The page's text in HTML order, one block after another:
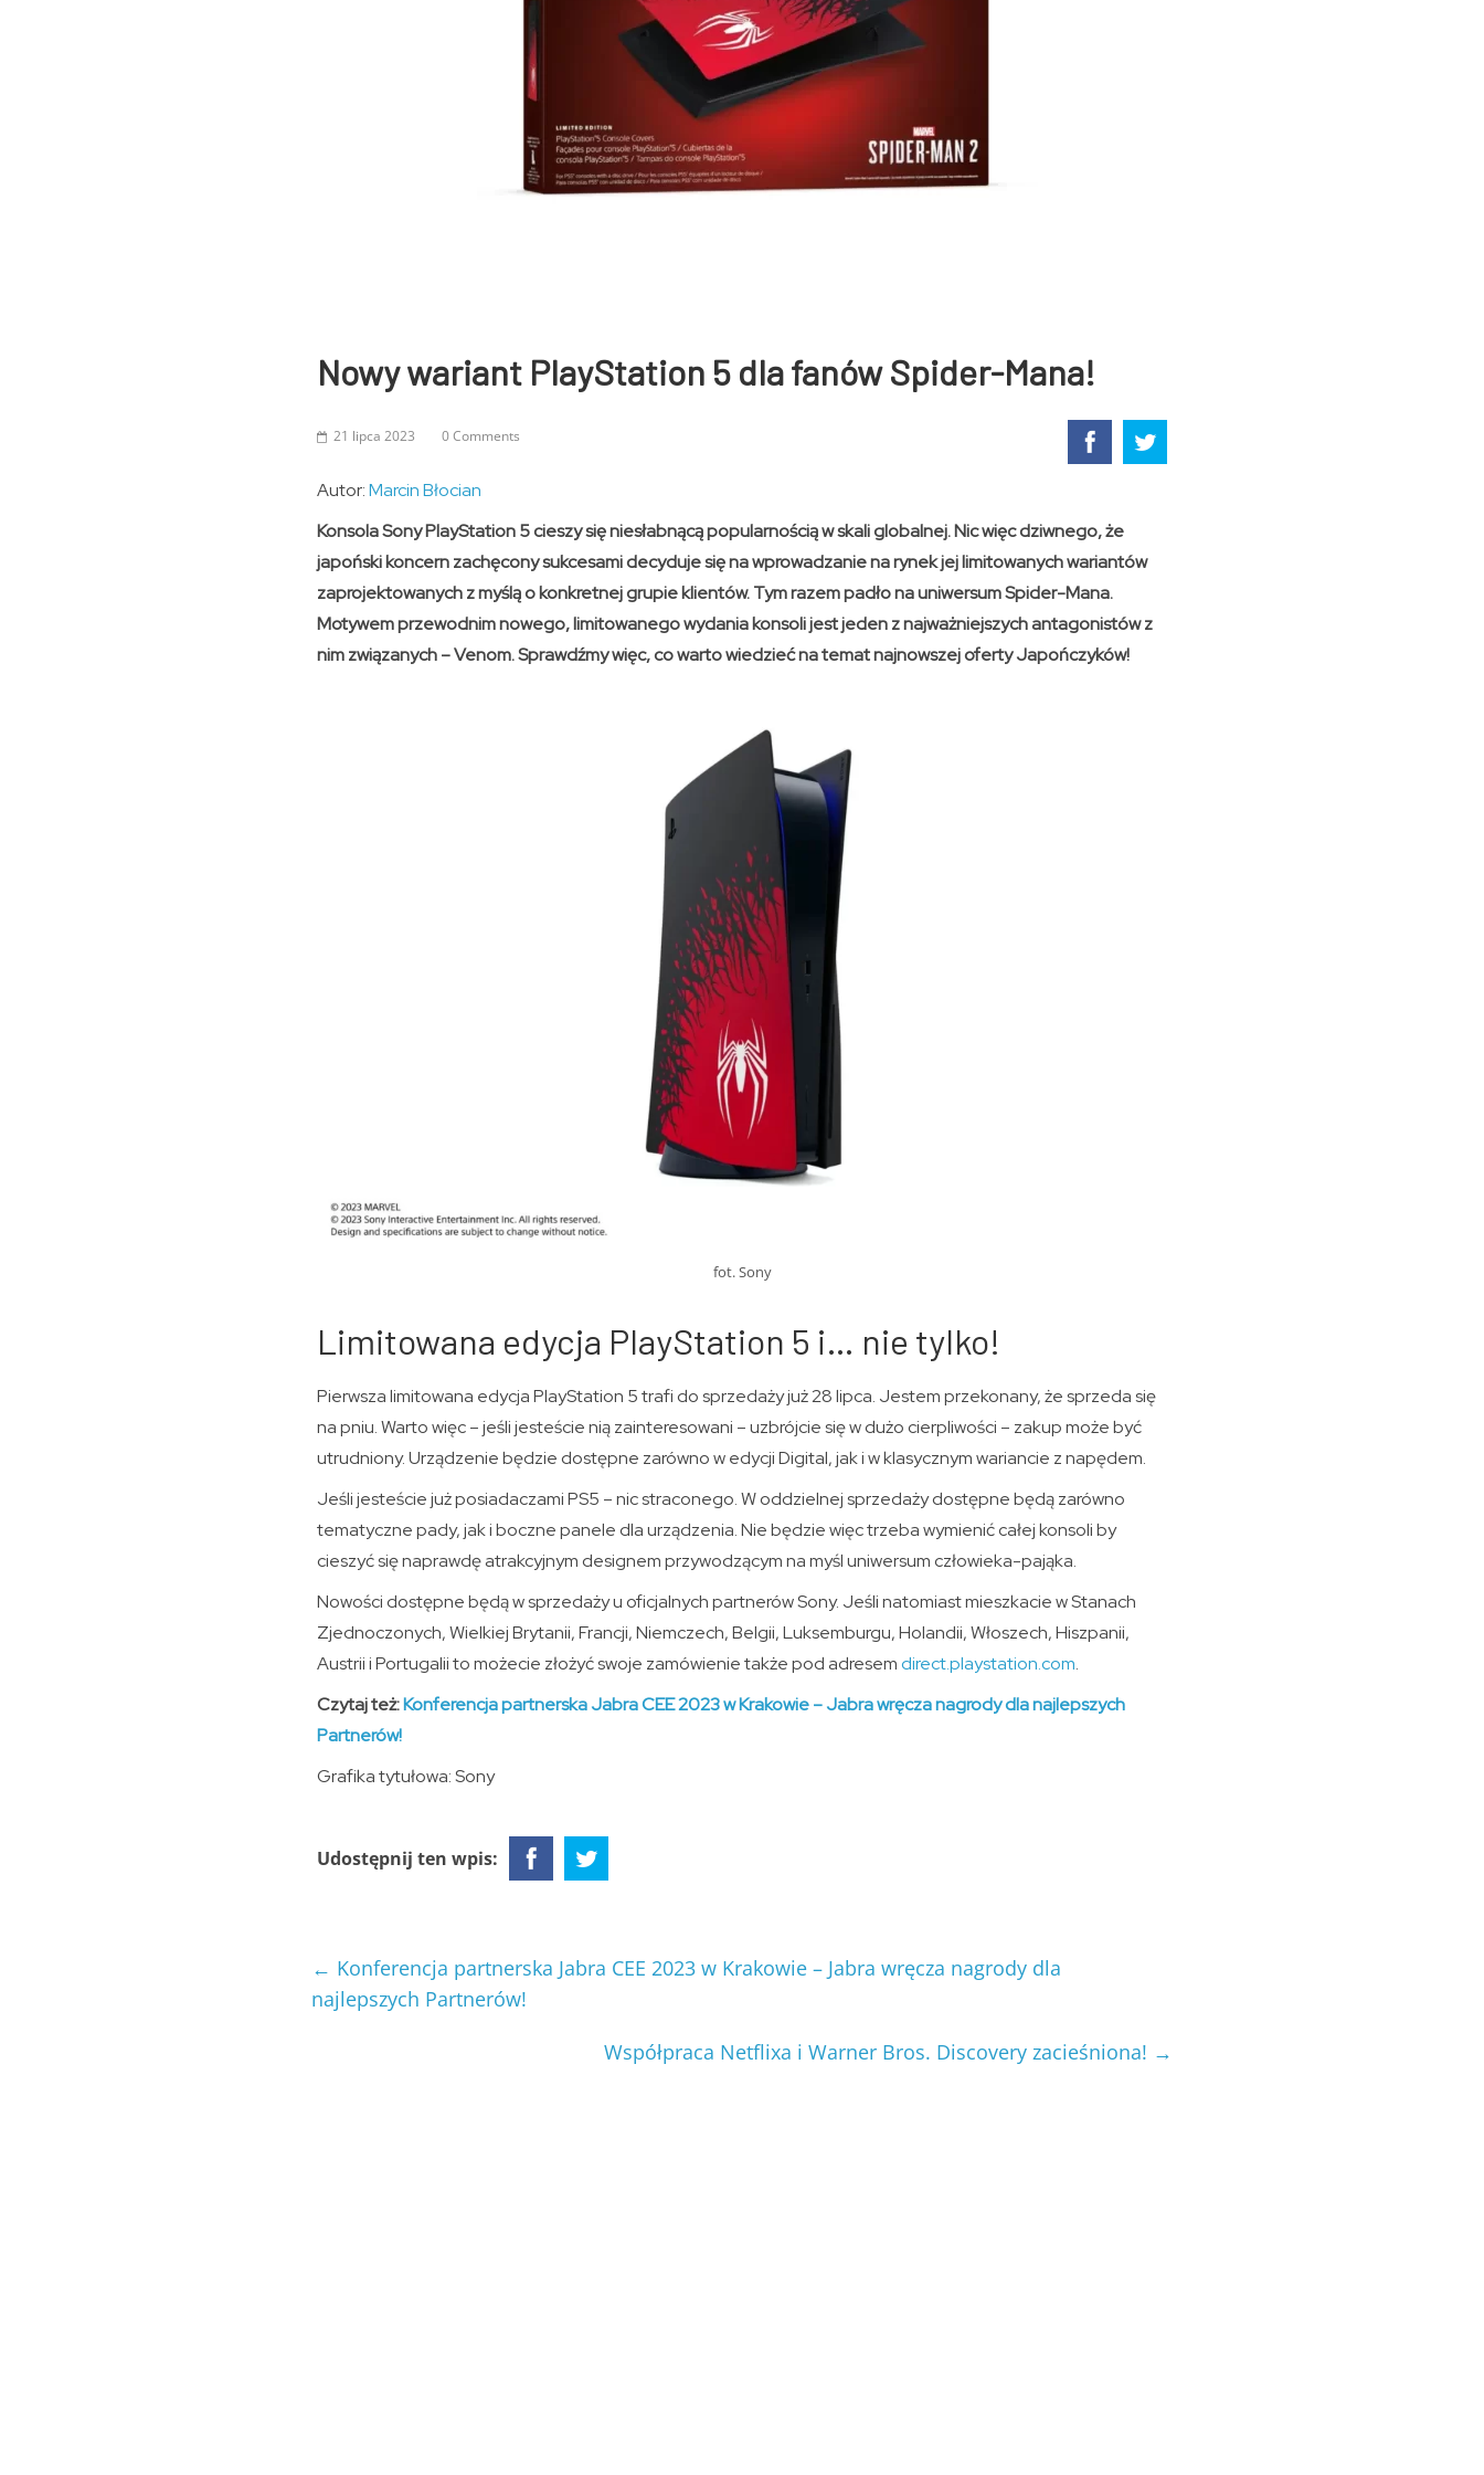
Nowy wariant PlayStation 5 dla fanów Spider-Mana!
21 lipca 2023 0 Comments
Autor:Marcin Błocian
Konsola Sony PlayStation 5 cieszy się niesłabnącą popularnością w skali globalnej. Nic więc dziwnego, że
japoński koncern zachęcony sukcesami decyduje się na wprowadzanie na rynek jej limitowanych wariantów
zaprojektowanych z myślą o konkretnej grupie klientów. Tym razem padło na uniwersum Spider-Mana.
Motywem przewodnim nowego, limitowanego wydania konsoli jest jeden z najważniejszych antagonistów z
nim związanych – Venom. Sprawdźmy więc, co warto wiedzieć na temat najnowszej oferty Japończyków!
fot. Sony
Limitowana edycja PlayStation 5 i… nie tylko!
Pierwsza limitowana edycja PlayStation 5 trafi do sprzedaży już 28 lipca. Jestem przekonany, że sprzeda się
na pniu. Warto więc – jeśli jesteście nią zainteresowani – uzbrójcie się w dużo cierpliwości – zakup może być
utrudniony. Urządzenie będzie dostępne zarówno w edycji Digital, jak i w klasycznym wariancie z napędem.
Jeśli jesteście już posiadaczami PS5 – nic straconego. W oddzielnej sprzedaży dostępne będą zarówno
tematyczne pady, jak i boczne panele dla urządzenia. Nie będzie więc trzeba wymienić całej konsoli by
cieszyć się naprawdę atrakcyjnym designem przywodzącym na myśl uniwersum człowieka-pająka.
Nowości dostępne będą w sprzedaży u oficjalnych partnerów Sony. Jeśli natomiast mieszkacie w Stanach
Zjednoczonych, Wielkiej Brytanii, Francji, Niemczech, Belgii, Luksemburgu, Holandii, Włoszech, Hiszpanii,
Austrii i Portugalii to możecie złożyć swoje zamówienie także pod adresem direct.playstation.com.
Czytaj też:Konferencja partnerska Jabra CEE 2023 w Krakowie – Jabra wręcza nagrody dla najlepszych
Partnerów!
Grafika tytułowa: Sony
Udostępnij ten wpis:
← Konferencja partnerska Jabra CEE 2023 w Krakowie – Jabra wręcza nagrody dla
najlepszych Partnerów!
Współpraca Netflixa i Warner Bros. Discovery zacieśniona! →